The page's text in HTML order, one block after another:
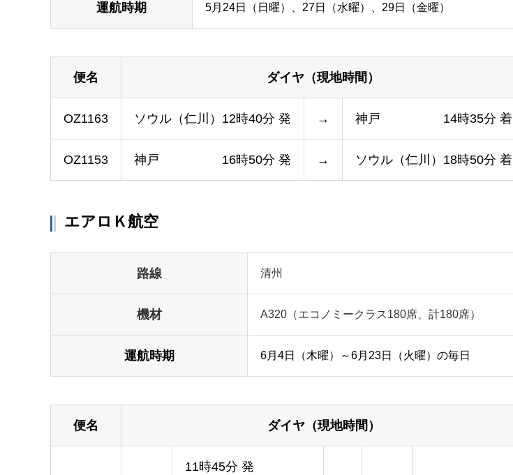
運航時期 5月24日（日曜）、27日（水曜）、29日（金曜）
便名 ダイヤ（現地時間）
OZ1163 ソウル（仁川）12時40分 発 → 神戸 14時35分 着
OZ1153 神戸 16時50分 発 → ソウル（仁川）18時50分 着
エアロＫ航空
路線 清州
機材 A320（エコノミークラス180席、計180席）
運航時期 6月4日（木曜）～6月23日（火曜）の毎日
便名 ダイヤ（現地時間）
11時45分 発